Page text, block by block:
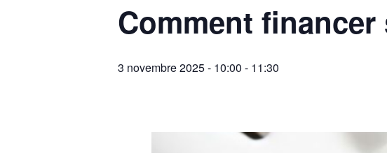
Comment
3 novembre 2025 - 10:00 - 11:30